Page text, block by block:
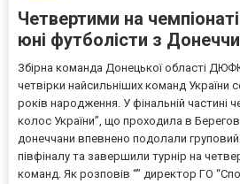
Четвертими на
юні футболісти з
Збірна команда Донецької області
четвірки найсильніших команд України
років народження. У фінальній частині
колос України”, що проходила в
донеччани впевнено подолали
півфіналу та завершили турнір на
команд. Як розповів “” директор ГО